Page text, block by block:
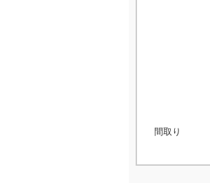
間取り